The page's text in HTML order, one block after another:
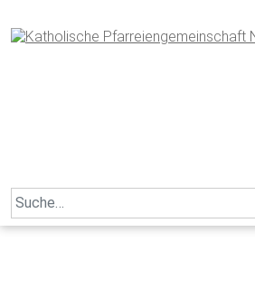
to
content
Search
for: